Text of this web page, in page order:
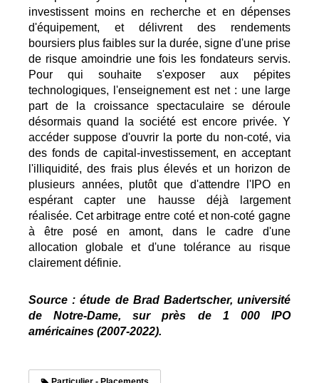
investissent moins en recherche et en dépenses
d'équipement, et délivrent des rendements
boursiers plus faibles sur la durée, signe d'une prise
de risque amoindrie une fois les fondateurs servis.
Pour qui souhaite s'exposer aux pépites
technologiques, l'enseignement est net : une large
part de la croissance spectaculaire se déroule
désormais quand la société est encore privée. Y
accéder suppose d'ouvrir la porte du non-coté, via
des fonds de capital-investissement, en acceptant
l'illiquidité, des frais plus élevés et un horizon de
plusieurs années, plutôt que d'attendre l'IPO en
espérant capter une hausse déjà largement
réalisée. Cet arbitrage entre coté et non-coté gagne
à être posé en amont, dans le cadre d'une
allocation globale et d'une tolérance au risque
clairement définie.
Source : étude de Brad Badertscher, université
de Notre-Dame, sur près de 1 000 IPO
américaines (2007-2022).